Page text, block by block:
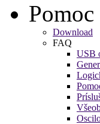
Pomoc
Download
FAQ
USB